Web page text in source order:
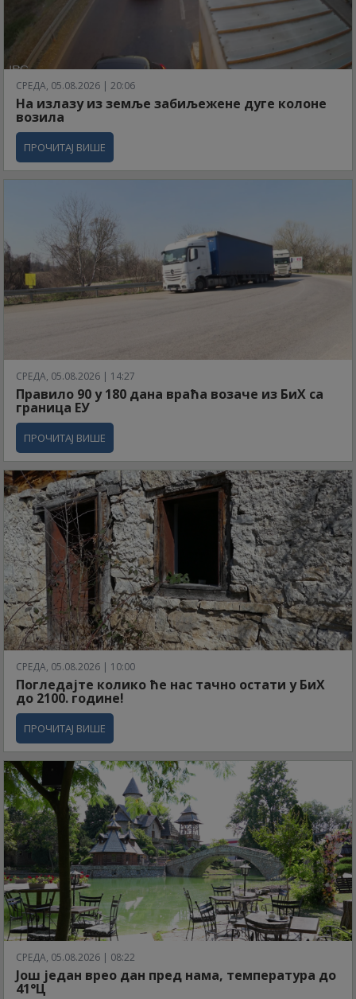
СРЕДА, 05.08.2026 | 20:06
На излазу из земље забиљежене дуге колоне
возила
ПРОЧИТАЈ ВИШЕ
СРЕДА, 05.08.2026 | 14:27
Правило 90 у 180 дана враћа возаче из БиХ са
граница ЕУ
ПРОЧИТАЈ ВИШЕ
СРЕДА, 05.08.2026 | 10:00
Погледајте колико ће нас тачно остати у БиХ
до 2100. године!
ПРОЧИТАЈ ВИШЕ
СРЕДА, 05.08.2026 | 08:22
Још један врео дан пред нама, температура до
41°Ц